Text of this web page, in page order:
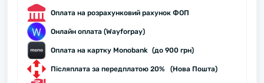
Оплата на розрахунковий рахунок ФОП
Онлайн оплата (Wayforpay)
Оплата на картку Monobank (до 900 грн)
Післяплата за передплатою 20% (Нова Пошта)